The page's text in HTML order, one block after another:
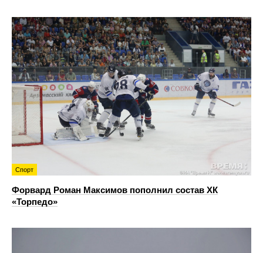
Спорт
Форвард Роман Максимов пополнил состав ХК
«Торпедо»